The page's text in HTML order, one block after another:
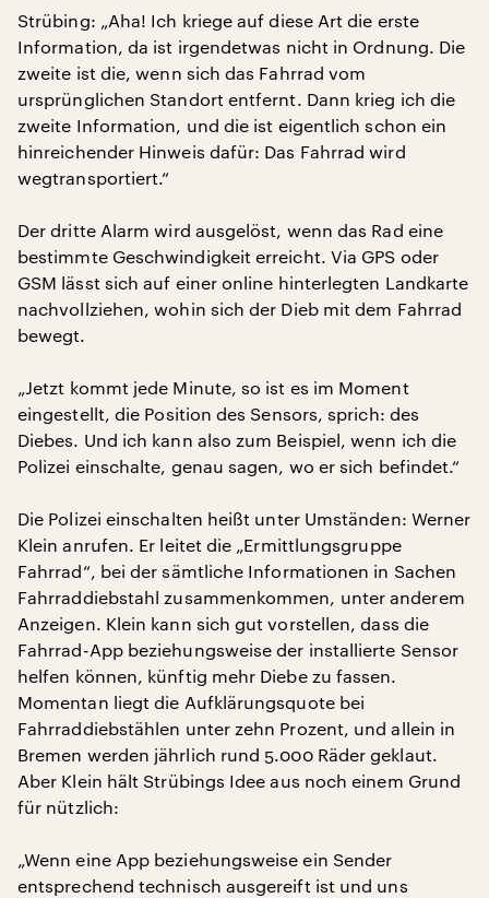
Strübing: „Aha! Ich kriege auf diese Art die erste
Information, da ist irgendetwas nicht in Ordnung. Die
zweite ist die, wenn sich das Fahrrad vom
ursprünglichen Standort entfernt. Dann krieg ich die
zweite Information, und die ist eigentlich schon ein
hinreichender Hinweis dafür: Das Fahrrad wird
wegtransportiert.“
Der dritte Alarm wird ausgelöst, wenn das Rad eine
bestimmte Geschwindigkeit erreicht. Via GPS oder
GSM lässt sich auf einer online hinterlegten Landkarte
nachvollziehen, wohin sich der Dieb mit dem Fahrrad
bewegt.
„Jetzt kommt jede Minute, so ist es im Moment
eingestellt, die Position des Sensors, sprich: des
Diebes. Und ich kann also zum Beispiel, wenn ich die
Polizei einschalte, genau sagen, wo er sich befindet.“
Die Polizei einschalten heißt unter Umständen: Werner
Klein anrufen. Er leitet die „Ermittlungsgruppe
Fahrrad“, bei der sämtliche Informationen in Sachen
Fahrraddiebstahl zusammenkommen, unter anderem
Anzeigen. Klein kann sich gut vorstellen, dass die
Fahrrad-App beziehungsweise der installierte Sensor
helfen können, künftig mehr Diebe zu fassen.
Momentan liegt die Aufklärungsquote bei
Fahrraddiebstählen unter zehn Prozent, und allein in
Bremen werden jährlich rund 5.000 Räder geklaut.
Aber Klein hält Strübings Idee aus noch einem Grund
für nützlich:
„Wenn eine App beziehungsweise ein Sender
entsprechend technisch ausgereift ist und uns